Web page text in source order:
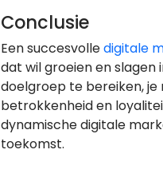
Conclusie
Een succesvolledigitale
dat wil groeien en
doelgroep te bereiken,
betrokkenheid en
dynamische digitale
toekomst.